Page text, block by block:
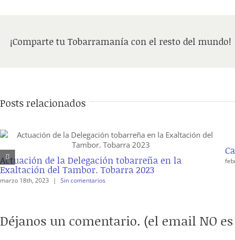
¡Comparte tu Tobarramanía con el resto del mundo!
Posts relacionados
Actuación de la Delegación tobarreña en la
Exaltación del Tambor. Tobarra 2023
marzo 18th, 2023 | Sin comentarios
Déjanos un comentario. (el email NO